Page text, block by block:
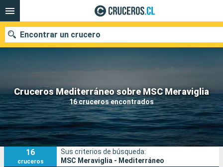
Cruceros Mediterráneo sobre MSC Meraviglia
16 cruceros encontrados
Encontrar un crucero
Nuestros destinos
Fecha de salida
Puertos Compañías
Buscar
16
cruceros
Sus criterios de búsqueda:
MSC Meraviglia - Mediterráneo